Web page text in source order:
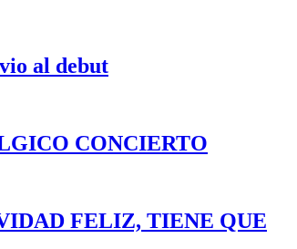
al debut
CONCIERTO
FELIZ, TIENE QUE